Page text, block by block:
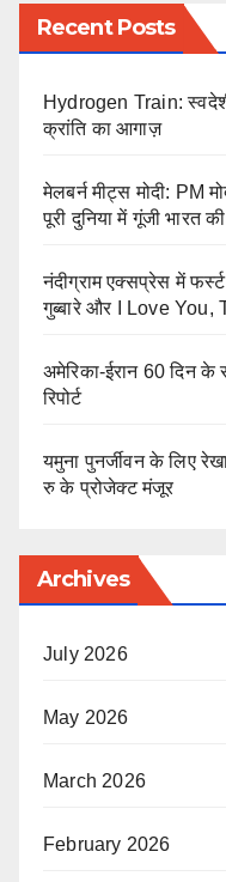
Recent Posts
Hydrogen Train:
क्रांति का आगाज़
मेलबर्न मीट्स मोदी: PM
पूरी दुनिया में गूंजी भारत
नंदीग्राम एक्सप्रेस में
गुब्बारे और I Love You,
अमेरिका-ईरान 60 दिन के
रिपोर्ट
यमुना पुनर्जीवन के लिए
रु के प्रोजेक्ट मंजूर
Archives
July 2026
May 2026
March 2026
February 2026